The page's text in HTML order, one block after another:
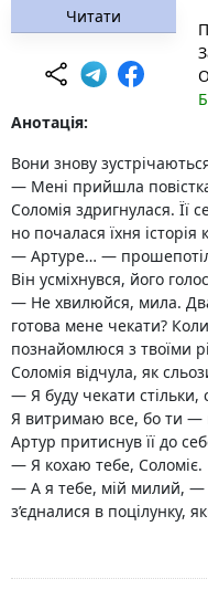
Читати
Анотація:
Вони знову
— Мені прийшла
Соломія здригнулася. Її
но почалася їхня
— Артуре… —
Він усміхнувся, його
— Не хвилюйся, мила.
готова мене чекати?
познайомлюся з твоїми
Соломія відчула, як
— Я буду чекати
Я витримаю все, бо ти —
Артур притиснув її до
— Я кохаю тебе, Соломіє.
— А я тебе, мій милий, —
з’єдналися в поцілунку,